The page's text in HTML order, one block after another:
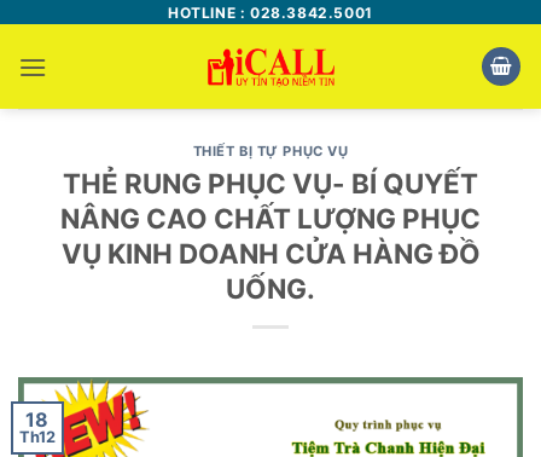
nội
dung
HOTLINE : 028.3842.5001
THIẾT BỊ TỰ PHỤC VỤ
THẺ RUNG PHỤC VỤ- BÍ QUYẾT
NÂNG CAO CHẤT LƯỢNG PHỤC
VỤ KINH DOANH CỬA HÀNG ĐỒ
UỐNG.
18
Th12